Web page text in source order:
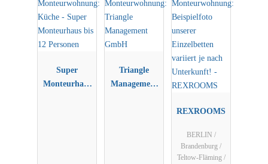
Super
Monteurhaus
Triangle
Management
REXROOMS
BERLIN /
Brandenburg /
Teltow-Fläming /